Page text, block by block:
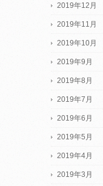
2019年12月
2019年11月
2019年10月
2019年9月
2019年8月
2019年7月
2019年6月
2019年5月
2019年4月
2019年3月